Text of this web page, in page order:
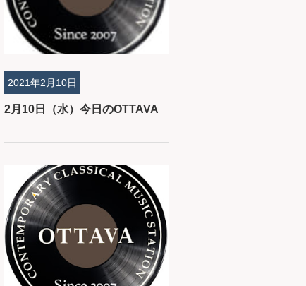
2月10日（水）今日のOTTAVA
2021年2月10日